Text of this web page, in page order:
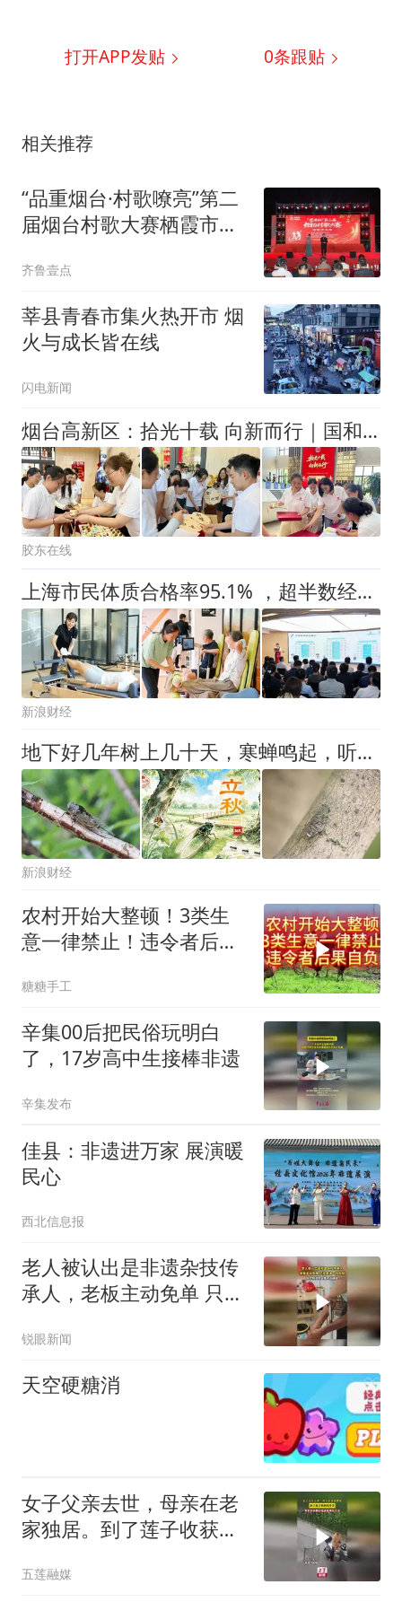
打开APP发贴 0条跟贴
相关推荐
“品重烟台·村歌嘹亮”第二
届烟台村歌大赛栖霞市决
齐鲁壹点
莘县青春市集火热开市 烟
火与成长皆在线
闪电新闻
烟台高新区：拾光十载 向新而行｜国和堂十周年打卡活动温情启幕
胶东在线
上海市民体质合格率95.1% ，超半数经常锻炼，但成年人肥胖率上升
新浪财经
地下好几年树上几十天，寒蝉鸣起，听见城市与自然的和解｜新七十二候·立秋
新浪财经
农村开始大整顿！3类生
意一律禁止！违令者后果
糖糖手工
辛集00后把民俗玩明白
了，17岁高中生接棒非遗
辛集发布
佳县：非遗进万家 展演暖
民心
西北信息报
老人被认出是非遗杂技传
承人，老板主动免单 只求
锐眼新闻
天空硬糖消
女子父亲去世，母亲在老
家独居。到了莲子收获的
来帮忙干活
五莲融媒